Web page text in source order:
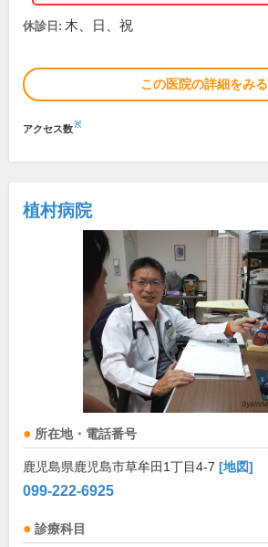
休診日: 木、日、祝
この医院の詳細をみる
アクセス数※
植村病院
所在地・電話番号
鹿児島県鹿児島市草牟田1丁目4-7 [地図]
099-222-6925
診療科目